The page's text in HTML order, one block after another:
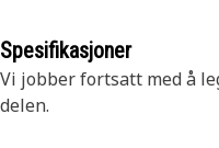
Spesifikasjoner
Vi jobber fortsatt med å
delen.